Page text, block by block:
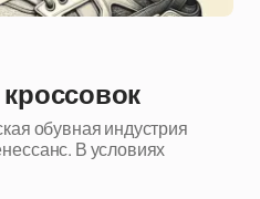
обувная индустрия
В условиях